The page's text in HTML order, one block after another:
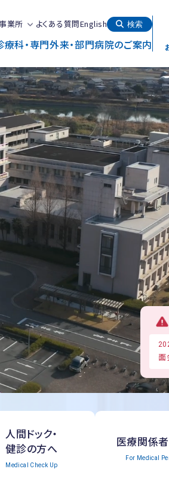
業所 よくある質問English 検索
療科・専門外来・部門病院のご案内
面
人間ドック・
健診の方へ
Medical Check Up
医療関係
For Medical